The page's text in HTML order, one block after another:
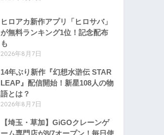
ヒロアカ新作アプリ「ヒロサバ」
が無料ランキング1位！記念配布
も
2026年8月7日
14年ぶり新作『幻想水滸伝 STAR
LEAP』配信開始！新星108人の物
語とは？
2026年8月7日
【埼玉・草加】GiGOクレーンゲ